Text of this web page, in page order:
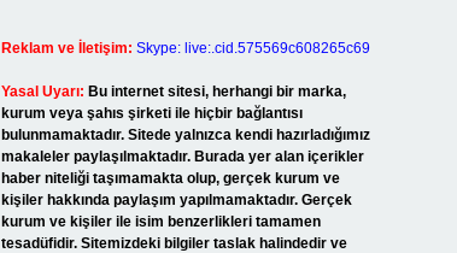
Reklam ve İletişim: Skype: live:.cid.575569c608265c69
Yasal Uyarı: Bu internet sitesi, herhangi bir marka,
kurum veya şahıs şirketi ile hiçbir bağlantısı
bulunmamaktadır. Sitede yalnızca kendi hazırladığımız
makaleler paylaşılmaktadır. Burada yer alan içerikler
haber niteliği taşımamakta olup, gerçek kurum ve
kişiler hakkında paylaşım yapılmamaktadır. Gerçek
kurum ve kişiler ile isim benzerlikleri tamamen
tesadüfidir. Sitemizdeki bilgiler taslak halindedir ve